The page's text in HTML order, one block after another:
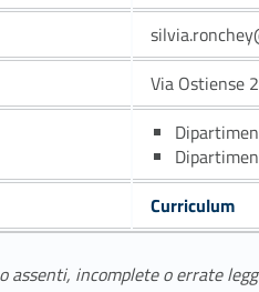
Via Ostiense
Curriculum
assenti, incomplete o errate